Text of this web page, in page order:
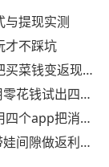
与提现实测
才不踩坑
返现的慢节奏法
出四款能提现的
把消费变现金流
返利赚钱的日常